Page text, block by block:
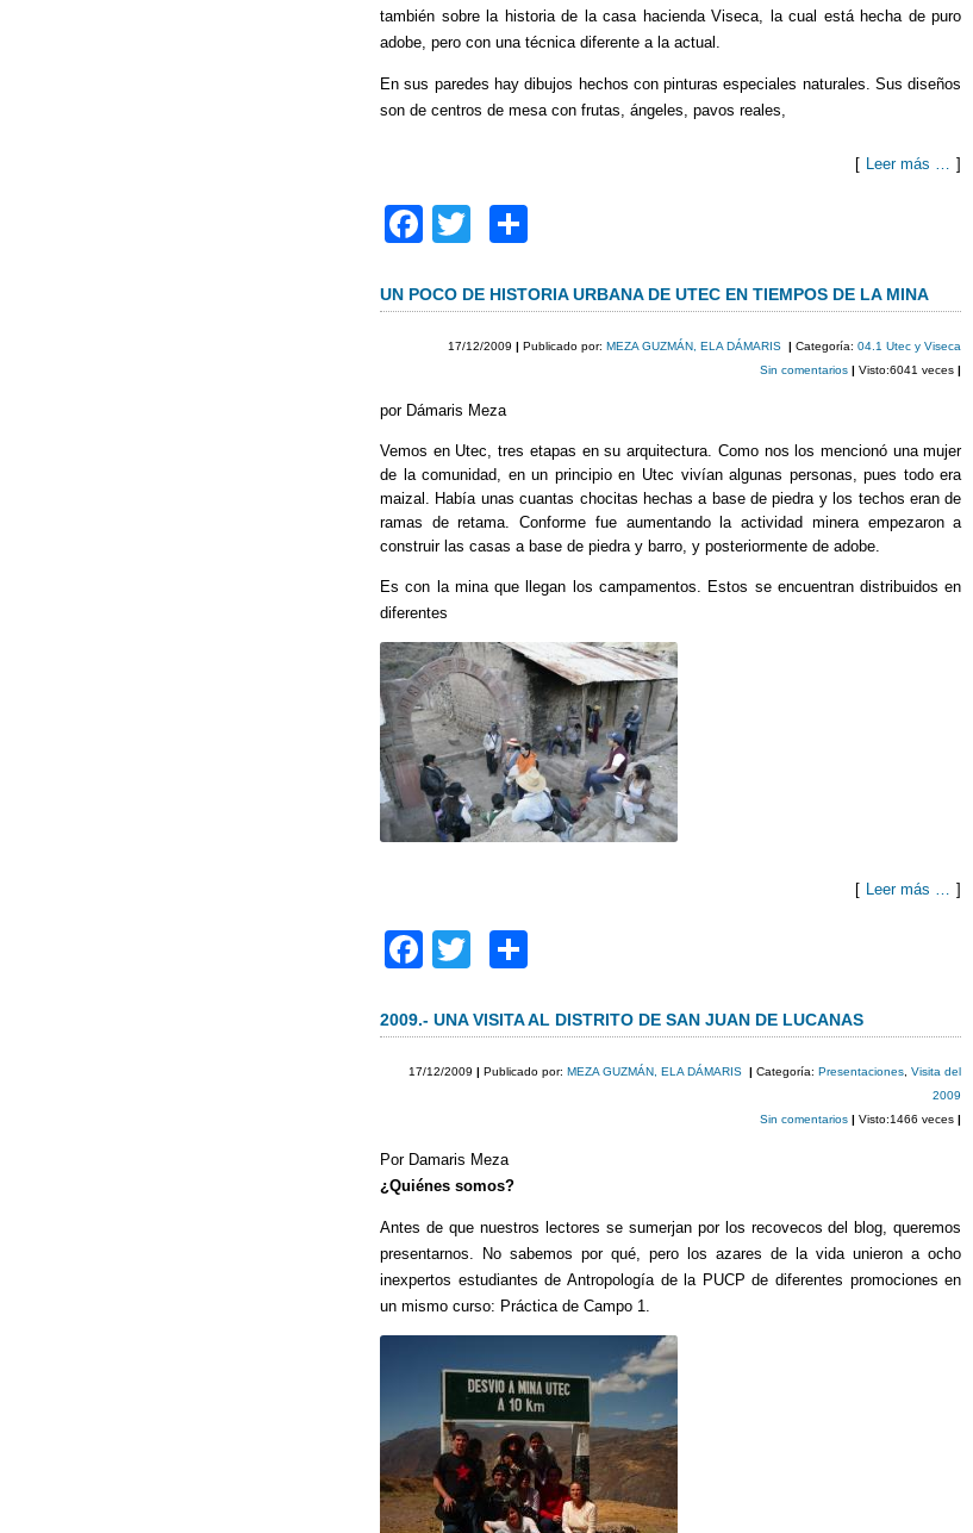
también sobre la historia de la casa hacienda Viseca, la cual está hecha de puro
adobe, pero con una técnica diferente a la actual.
En sus paredes hay dibujos hechos con pinturas especiales naturales. Sus diseños
son de centros de mesa con frutas, ángeles, pavos reales,
[ Leer más … ]
F
c
o
o
k
tt
er
m
p
UN POCO DE HISTORIA URBANA DE UTEC EN TIEMPOS DE LA MINA
17/12/2009 | Publicado por:MEZA GUZMÁN, ELA DÁMARIS |Categoría:04.1 Utec y Viseca
Sin comentarios| Visto:6041 veces|
por Dámaris Meza
Vemos en Utec, tres etapas en su arquitectura. Como nos los mencionó una mujer
de la comunidad, en un principio en Utec vivían algunas personas, pues todo era
maizal. Había unas cuantas chocitas hechas a base de piedra y los techos eran de
ramas de retama. Conforme fue aumentando la actividad minera empezaron a
construir las casas a base de piedra y barro, y posteriormente de adobe.
Es con la mina que llegan los campamentos. Estos se encuentran distribuidos en
diferentes
[ Leer más … ]
F
c
e
o
k
tt
er
m
p
2009.- UNA VISITA AL DISTRITO DE SAN JUAN DE LUCANAS
17/12/2009 | Publicado por:MEZA GUZMÁN, ELA DÁMARIS |Categoría:Presentaciones ,Visita del
2009
Sin comentarios| Visto:1466 veces|
Por Damaris Meza
¿Quiénes somos?
Antes de que nuestros lectores se sumerjan por los recovecos del blog, queremos
presentarnos. No sabemos por qué, pero los azares de la vida unieron a ocho
inexpertos estudiantes de Antropología de la PUCP de diferentes promociones en
un mismo curso: Práctica de Campo 1.